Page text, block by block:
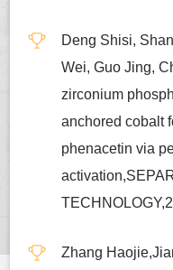
Deng Shisi,
Wei, Guo Jing,
zirconium
anchored cobalt
phenacetin via
Zhang